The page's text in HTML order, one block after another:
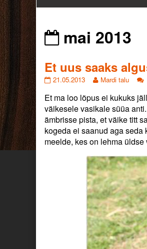
Posts
mai 2013
Et uus saaks
Et
saaks
alguse!
published
on
21.05.2013
Read
posts
by
the
author
of
Et
saaks
alguse!,
Mardi talu
Et ma loo lõpus ei kukuks
väikesele vasikale süüa
ämbrisse pista, et väike titt
kogeda ei saanud aga
meelde, kes on lehma